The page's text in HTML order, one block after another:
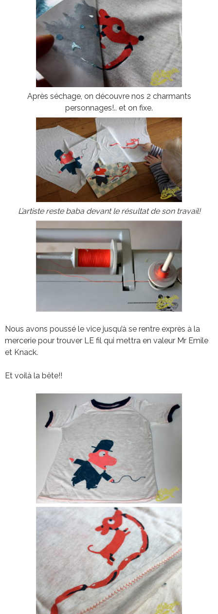
Après séchage, on découvre nos 2 charmants
personnages!.. et on fixe.
L’artiste reste baba devant le résultat de son travail!
Nous avons poussé le vice jusqu’à se rentre exprès à la
mercerie pour trouver LE fil qui mettra en valeur Mr Emile
et Knack.
Et voilà la bête!!